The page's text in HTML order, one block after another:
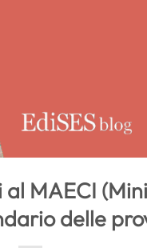
MAECI
delle